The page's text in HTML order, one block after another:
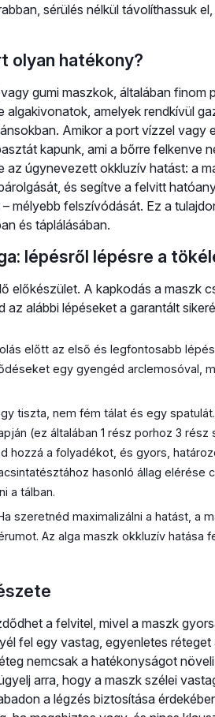
sérülés nélkül távolíthassuk
olyan hatékony?
gumi maszkok, általában finom
amelyek rendkívül
Amikor a port vízzel vagy
kapunk, ami a bőrre felkenve
az úgynevezett okkluzív hatást: a
és segítve a felvitt
mélyebb felszívódását. Ez a
és táplálásában.
lépésről lépésre a
előkészület. A kapkodás a maszk
alábbi lépéseket a garantált
előtt az első és legfontosabb
egy gyengéd arclemosóval,
tiszta, nem fém tálat és egy
(ez általában 1 rész porhoz 3
hozzá a folyadékot, és gyors,
hasonló állag elérése
a tálban.
szeretnéd maximalizálni a hatást, a
Az alga maszk okkluzív hatása
a felvitel, mivel a maszk
fel egy vastag, egyenletes réteget
nemcsak a hatékonyságot
arra, hogy a maszk szélei
a légzés biztosítása